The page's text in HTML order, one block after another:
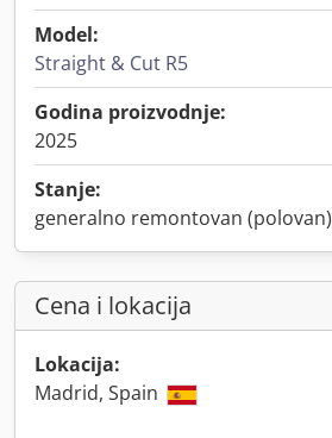
Model:
Straight & Cut R5
Godina proizvodnje:
2025
Stanje:
generalno remontovan (polovan)
Cena i lokacija
Lokacija:
Madrid, Spain